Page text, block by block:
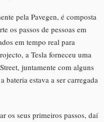
pela Pavegen, é composta
os passos de pessoas em
em tempo real para
a Tesla forneceu uma
juntamente com alguns
bateria estava a ser carregada
os seus primeiros passos, daí